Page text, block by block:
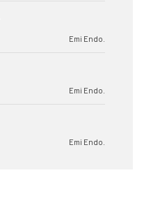
Emi Endo.
Emi Endo.
Emi Endo.